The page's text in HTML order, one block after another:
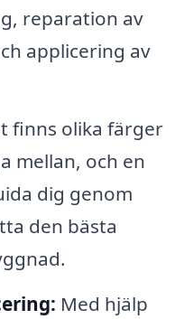
reparation av
applicering av
finns olika färger
mellan, och en
dig genom
den bästa
Med hjälp